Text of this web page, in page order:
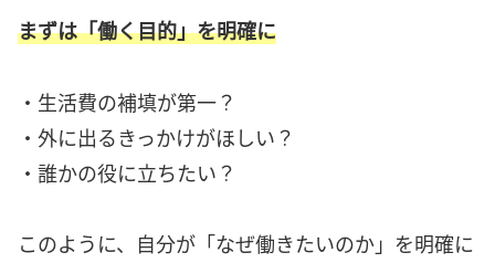
まずは「働く目的」を明確に
・生活費の補填が第一？
・外に出るきっかけがほしい？
・誰かの役に立ちたい？
このように、自分が「なぜ働きたいのか」を明確に